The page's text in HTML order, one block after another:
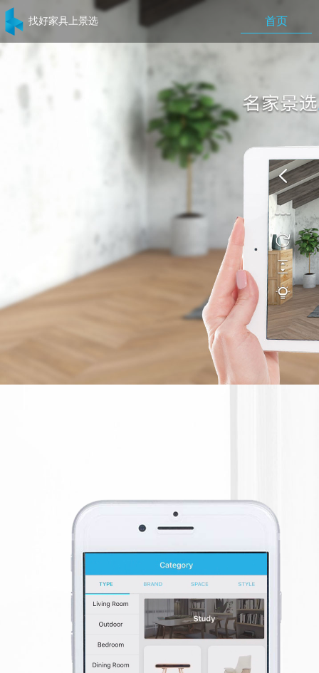
找好家具上景选 首页